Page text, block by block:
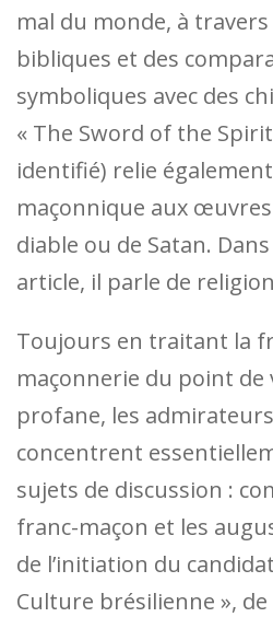
mal du monde, à travers
bibliques et des
symboliques avec des
« The Sword of the
identifié) relie
maçonnique aux
diable ou de Satan.
article, il parle de
Toujours en traitant la
maçonnerie du point de
profane, les admirateurs
concentrent
sujets de discussion :
franc-maçon et les
de l’initiation du
Culture brésilienne », de